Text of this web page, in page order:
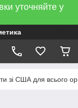
уточняйте у
зі США для всього